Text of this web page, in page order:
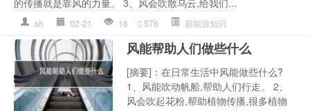
sh 02-21 16 576 新能源知识
风能帮助人们做些什么
[摘要]：在日常生活中风能做些什么?
1、风能吹动帆船,帮助人们行走。 2、
风会吹起花粉,帮助植物传播,很多植物